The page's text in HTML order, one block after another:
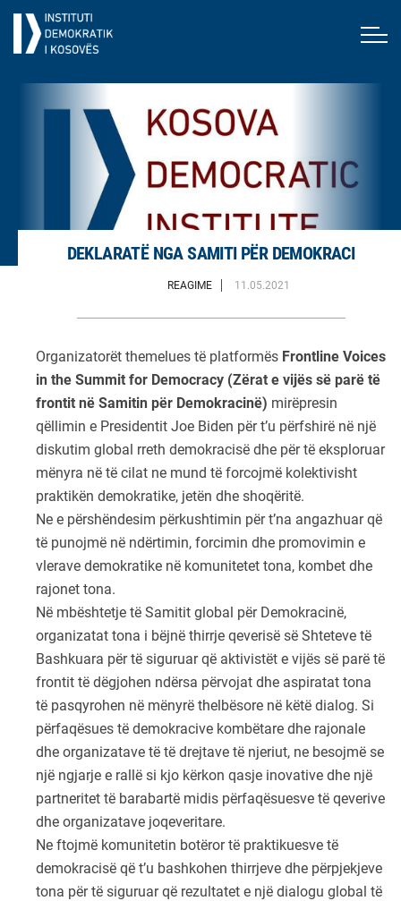
DEKLARATË NGA SAMITI PËR DEMOKRACI
REAGIME 11.05.2021
Organizatorët themelues të platformës Frontline Voices
in the Summit for Democracy (Zërat e vijës së parë të
frontit në Samitin për Demokracinë) mirëpresin
qëllimin e Presidentit Joe Biden për t’u përfshirë në një
diskutim global rreth demokracisë dhe për të eksploruar
mënyra në të cilat ne mund të forcojmë kolektivisht
praktikën demokratike, jetën dhe shoqëritë.
Ne e përshëndesim përkushtimin për t’na angazhuar që
të punojmë në ndërtimin, forcimin dhe promovimin e
vlerave demokratike në komunitetet tona, kombet dhe
rajonet tona.
Në mbështetje të Samitit global për Demokracinë,
organizatat tona i bëjnë thirrje qeverisë së Shteteve të
Bashkuara për të siguruar që aktivistët e vijës së parë të
frontit të dëgjohen ndërsa përvojat dhe aspiratat tona
të pasqyrohen në mënyrë thelbësore në këtë dialog. Si
përfaqësues të demokracive kombëtare dhe rajonale
dhe organizatave të të drejtave të njeriut, ne besojmë se
një ngjarje e rallë si kjo kërkon qasje inovative dhe një
partneritet të barabartë midis përfaqësuesve të qeverive
dhe organizatave joqeveritare.
Ne ftojmë komunitetin botëror të praktikuesve të
demokracisë që t’u bashkohen thirrjeve dhe përpjekjeve
tona për të siguruar që rezultatet e një dialogu global të